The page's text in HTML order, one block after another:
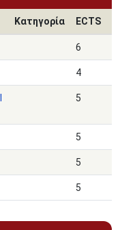
Κατηγορία ECTS
6
4
5
5
5
5